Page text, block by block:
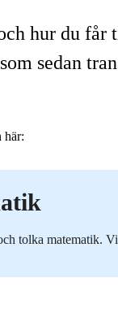
hur du
sedan
här:
tolka